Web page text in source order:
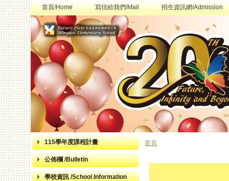
首頁/Home 寫信給我們/Mail 招生資訊網/Admission
115學年度課程計畫
公佈欄 /Bulletin
學校資訊 /School Information
首頁